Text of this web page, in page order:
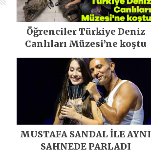
Öğrenciler Türkiye Deniz
Canlıları Müzesi’ne koştu
MUSTAFA SANDAL İLE AYNI
SAHNEDE PARLADI